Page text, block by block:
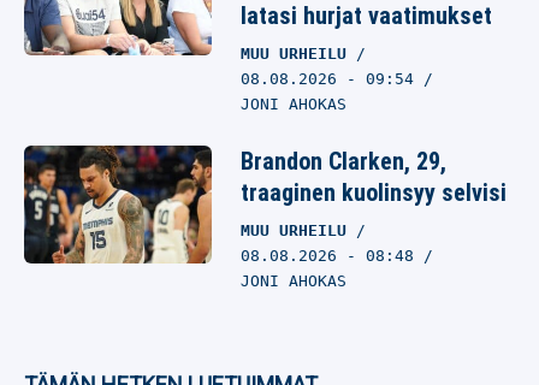
latasi hurjat vaatimukset
MUU URHEILU
08.08.2026 - 09:54
JONI AHOKAS
Brandon Clarken, 29,
traaginen kuolinsyy selvisi
MUU URHEILU
08.08.2026 - 08:48
JONI AHOKAS